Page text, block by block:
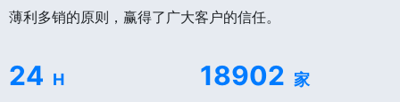
薄利多销的原则，赢得了广大客户的信任。
24 H 18902 家